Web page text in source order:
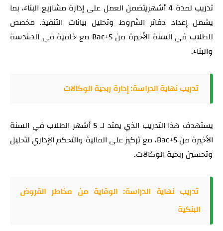
تدريب لمدة 4 أشهريتضمن العمل على إدارة مشاريع البناء، بما
يشمل إعداد دفاتر الشروط وتحليل بيانات التنفيذ. مخصص
للطلاب في السنة الأخيرة من Bac+5 مع خلفية في الهندسة
والبناء.
تدريب نهاية الدراسة: إدارة ربحية الوكالات
يستهدف هذا التدريب الذي يمتد لـ 5 أشهر الطلاب في السنة
الأخيرة من Bac+5، مع تركيز على المالية والتحكم الإداري لتحليل
وتحسين ربحية الوكالات.
تدريب نهاية الدراسة: الوقاية من مخاطر القروض
البنكية